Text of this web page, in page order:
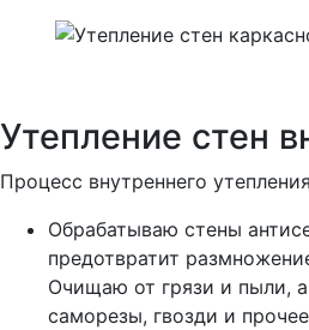
Утепление стен
Процесс внутреннего
Обрабатываю стены
предотвратит
Очищаю от грязи и пыли,
саморезы, гвозди и